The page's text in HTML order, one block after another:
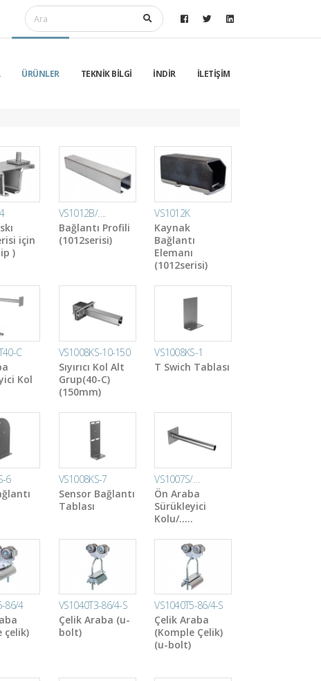
ÜRÜNLER TEKNİK BİLGİ İNDİR İLETİŞİM
için
)
VS1012B/….
Bağlantı Profili
(1012serisi)
VS1012K
Kaynak
Bağlantı
Elemanı
(1012serisi)
C
Kol
VS1008KS-10-150
Sıyırıcı Kol Alt
Grup(40-C)
(150mm)
VS1008KS-1
T Swich Tablası
6
VS1008KS-7
Sensor Bağlantı
Tablası
VS1007S/…
Ön Araba
Sürükleyici
Kolu/…..
86/4
çelik)
VS1040T3-86/4-S
Çelik Araba (u-
bolt)
VS1040T5-86/4-S
Çelik Araba
(Komple Çelik)
(u-bolt)